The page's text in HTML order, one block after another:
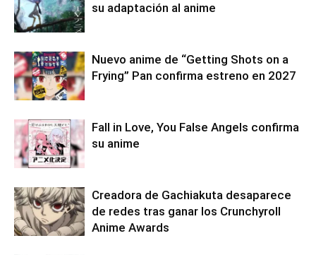
su adaptación al anime
Nuevo anime de “Getting Shots on a
Frying” Pan confirma estreno en 2027
Fall in Love, You False Angels confirma
su anime
Creadora de Gachiakuta desaparece
de redes tras ganar los Crunchyroll
Anime Awards